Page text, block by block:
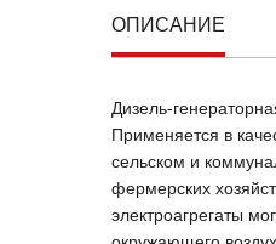
ОПИСАНИЕ
Дизель-
Применяется в
сельском и
фермерских
электроагрегаты